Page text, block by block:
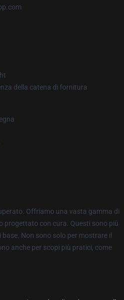
della catena di fornitura
Offriamo una vasta gamma di
progettato con cura. Questi sono più
Non sono solo per mostrare il
anche per scopi più pratici, come